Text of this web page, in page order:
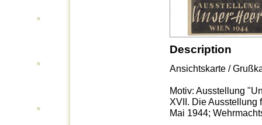
Description
Ansichtskarte /
Motiv: Ausstellung
XVII. Die Ausstellung
Mai 1944;